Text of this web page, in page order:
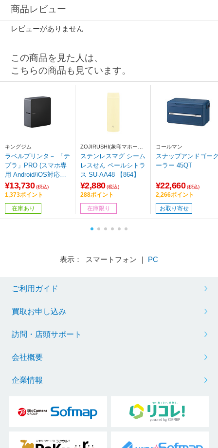
商品レビュー
レビューがありません
この商品を見た人は、
こちらの商品も見ています。
キングジム
ラベルプリンタ－ 「テ
プラ」PRO (スマホ専
用 Android/iOS対応・
Bluetooth) ブラック S
R-MK1
¥13,730 (税込)
1,373ポイント
在庫あり
ZOJIRUSHI(象印マホービ
ン)
ステンレスマグ シーム
レスせん ペールシトラ
ス SU-AA48 【864】
¥2,880 (税込)
288ポイント
在庫限り
コールマン
スナップアンドゴー
ーラー 45QT
¥22,660 (税込)
2,266ポイント
お取り寄せ
表示： スマートフォン ｜ PC
ご利用ガイド
買取お申し込み
訪問・店頭サポート
会社概要
企業情報